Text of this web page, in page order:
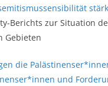
Berichts zur Situation
Gebieten
die
und